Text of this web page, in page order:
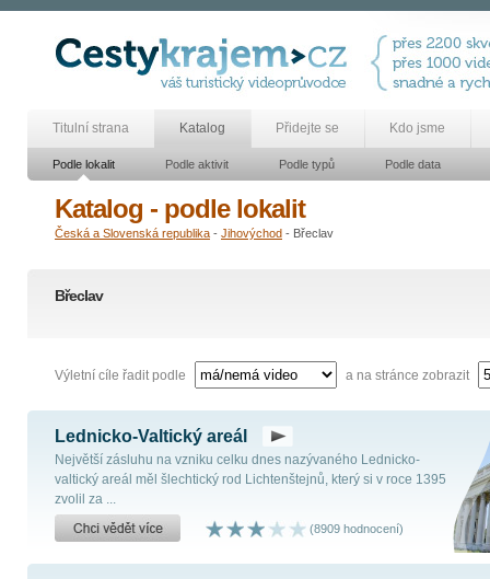
Titulní strana Katalog Přidejte se Kdo jsme
Podle lokalit Podle aktivit Podle typů Podle data
Katalog - podle lokalit
Česká a Slovenská republika - Jihovýchod - Břeclav
Břeclav
Výletní cíle řadit podle a na stránce zobrazit
Lednicko-Valtický areál
Největší zásluhu na vzniku celku dnes nazývaného Lednicko-
valtický areál měl šlechtický rod Lichtenštejnů, který si v roce 1395
zvolil za ...
(8909 hodnocení)